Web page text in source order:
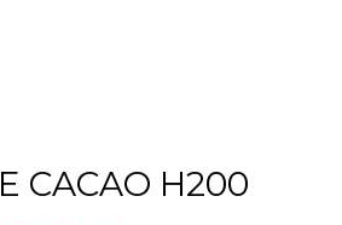
CACAO H200